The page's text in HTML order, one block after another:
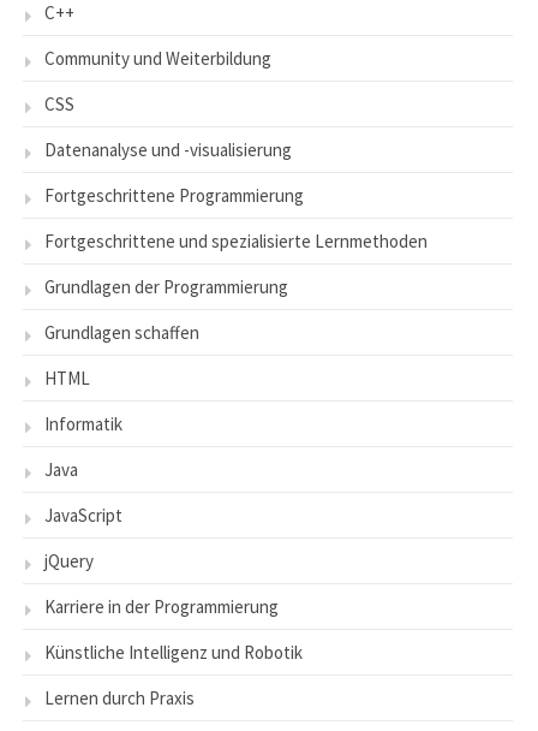
C++
Community und Weiterbildung
CSS
Datenanalyse und -visualisierung
Fortgeschrittene Programmierung
Fortgeschrittene und spezialisierte Lernmethoden
Grundlagen der Programmierung
Grundlagen schaffen
HTML
Informatik
Java
JavaScript
jQuery
Karriere in der Programmierung
Künstliche Intelligenz und Robotik
Lernen durch Praxis